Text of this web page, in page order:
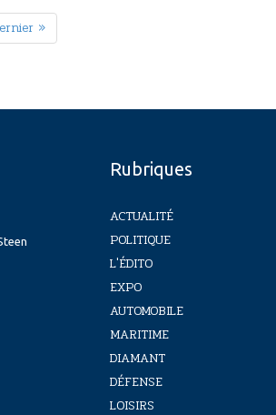
»
Rubriques
ACTUALITÉ
POLITIQUE
L'ÉDITO
EXPO
AUTOMOBILE
MARITIME
DIAMANT
DÉFENSE
LOISIRS